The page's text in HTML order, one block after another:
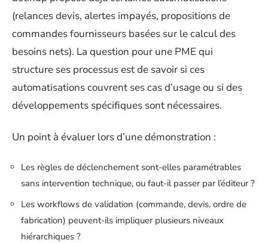
(relances devis, alertes impayés, propositions de
commandes fournisseurs basées sur le calcul des
besoins nets). La question pour une PME qui
structure ses processus est de savoir si ces
automatisations couvrent ses cas d’usage ou si des
développements spécifiques sont nécessaires.
Un point à évaluer lors d’une démonstration :
Les règles de déclenchement sont-elles paramétrables
sans intervention technique, ou faut-il passer par l’éditeur ?
Les workflows de validation (commande, devis, ordre de
fabrication) peuvent-ils impliquer plusieurs niveaux
hiérarchiques ?